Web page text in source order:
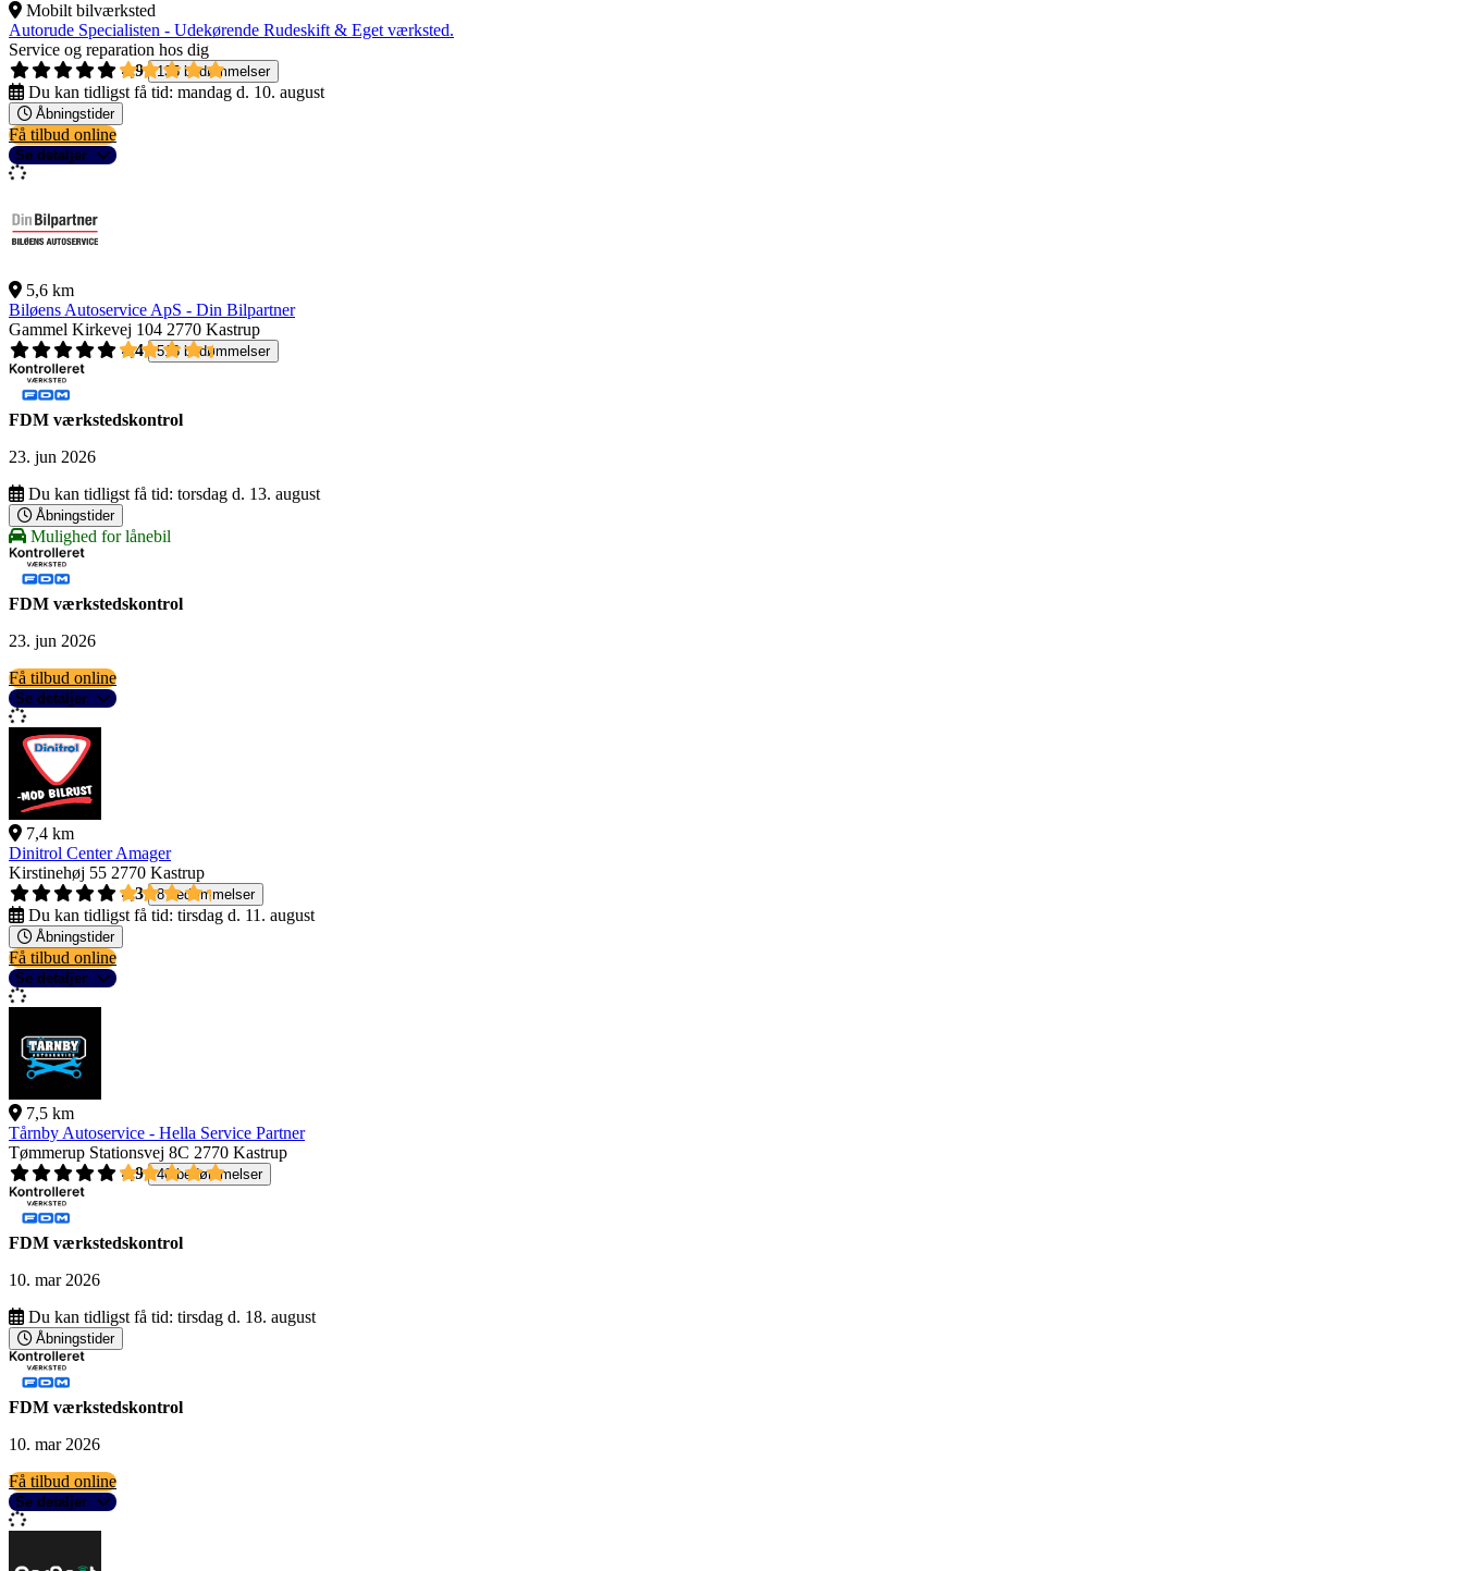
Mobilt bilværksted
Autorude Specialisten - Udekørende Rudeskift & Eget værksted.
Service og reparation hos dig
4,9
135 bedømmelser
Du kan tidligst få tid: mandag d. 10. august
Åbningstider
Få tilbud online
Se detaljer
5,6 km
Biløens Autoservice ApS - Din Bilpartner
Gammel Kirkevej 104 2770 Kastrup
4,4
518 bedømmelser
FDM værkstedskontrol
23. jun 2026
Du kan tidligst få tid: torsdag d. 13. august
Åbningstider
Mulighed for lånebil
FDM værkstedskontrol
23. jun 2026
Få tilbud online
Se detaljer
7,4 km
Dinitrol Center Amager
Kirstinehøj 55 2770 Kastrup
4,3
8 bedømmelser
Du kan tidligst få tid: tirsdag d. 11. august
Åbningstider
Få tilbud online
Se detaljer
7,5 km
Tårnby Autoservice - Hella Service Partner
Tømmerup Stationsvej 8C 2770 Kastrup
4,9
40 bedømmelser
FDM værkstedskontrol
10. mar 2026
Du kan tidligst få tid: tirsdag d. 18. august
Åbningstider
FDM værkstedskontrol
10. mar 2026
Få tilbud online
Se detaljer